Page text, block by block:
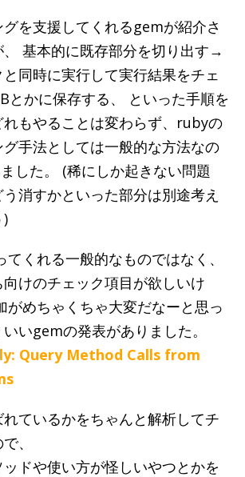
グを支援してくれるgemが紹介さ
基本的に既存部分を切り出す→
同時に実行して実行結果をチェ
とかに保存する、 といった手順を
れもやることは変わらず、rubyの
グ手法としては一般的な方法なの
した。 (稀にしか起きない問題
消すかといった部分は別途考え
)
くれる一般的なものではなく、
けのチェック項目が欲しいけ
がめちゃくちゃ大変だなーと思っ
いgemの発表がありました。
Query Method Calls from
れているかをちゃんと解析してチ
、
ドや使い方が怪しいやつとかを